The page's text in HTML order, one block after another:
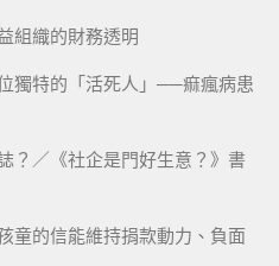
組織的財務透明
獨特的「活死人」──痲瘋病患
？／《社企是門好生意？》書
童的信能維持捐款動力、負面